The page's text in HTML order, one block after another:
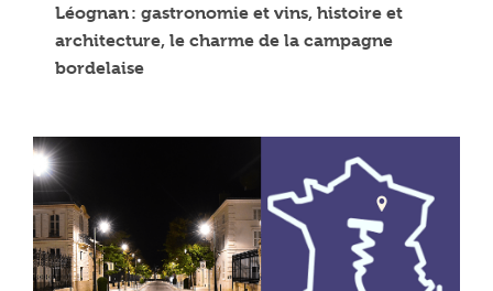
Léognan : gastronomie et vins, histoire et
architecture, le charme de la campagne
bordelaise